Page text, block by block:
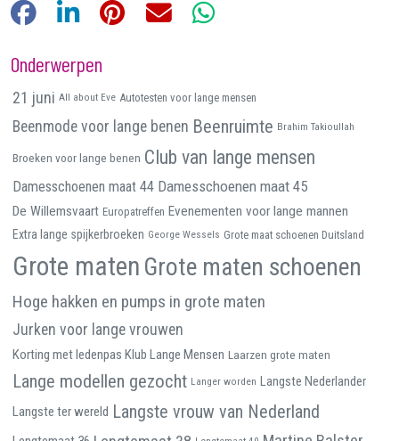
FacebookLinkedIn Pinterest E-mailWhatsApp
Onderwerpen
21 juni All about Eve Autotesten voor lange mensen
Beenmode voor lange benen Beenruimte Brahim Takioullah
Broeken voor lange benen Club van lange mensen
Damesschoenen maat 44 Damesschoenen maat 45
De Willemsvaart Europatreffen Evenementen voor lange mannen
Extra lange spijkerbroeken George Wessels Grote maat schoenen Duitsland
Grote maten Grote maten schoenen
Hoge hakken en pumps in grote maten
Jurken voor lange vrouwen
Korting met ledenpas Klub Lange Mensen Laarzen grote maten
Lange modellen gezocht Langer worden Langste Nederlander
Langste ter wereld Langste vrouw van Nederland